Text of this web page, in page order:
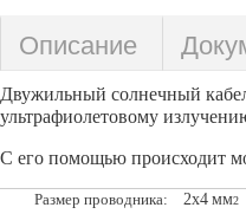
Описание
Двужильный солнечный
ультрафиолетовому
С его помощью происходит
Размер проводника: 2х4 мм2